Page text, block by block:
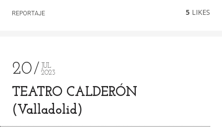
REPORTAJE 5 LIKES
20
JUL
2023
TEATRO CALDERÓN
(Valladolid)